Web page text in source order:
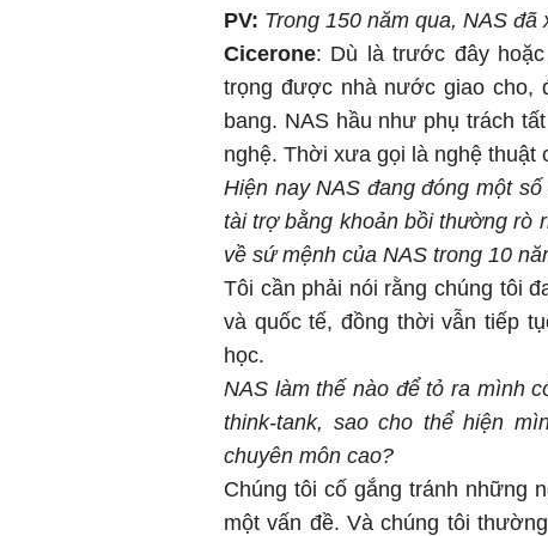
PV: Trong 150 năm qua, NAS
Cicerone: Dù là trước đây
trọng được nhà nước giao cho,
bang. NAS hầu như phụ trách
nghệ. Thời xưa gọi là nghệ thuật
Hiện nay NAS đang đóng một
tài trợ bằng khoản bồi thường rò
về sứ mệnh của NAS trong 10
Tôi cần phải nói rằng chúng tôi
và quốc tế, đồng thời vẫn tiếp
học.
NAS làm thế nào để tỏ ra mình
think-tank, sao cho thể hiện
chuyên môn cao?
Chúng tôi cố gắng tránh những
một vấn đề. Và chúng tôi